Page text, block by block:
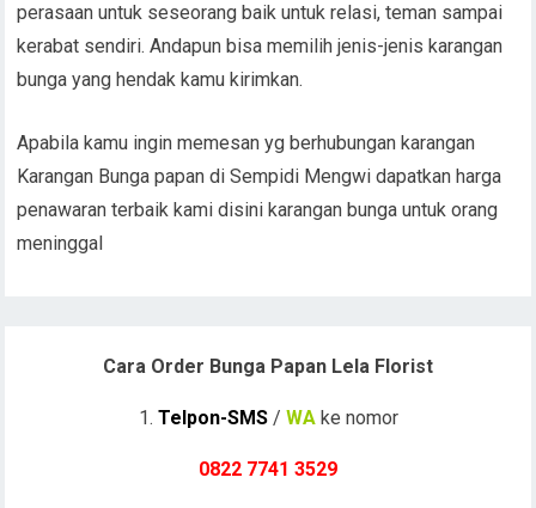
perasaan untuk seseorang baik untuk relasi, teman sampai
kerabat sendiri. Andapun bisa memilih jenis-jenis karangan
bunga yang hendak kamu kirimkan.
Apabila kamu ingin memesan yg berhubungan karangan
Karangan Bunga papan di Sempidi Mengwi dapatkan harga
penawaran terbaik kami disini karangan bunga untuk orang
meninggal
Cara Order Bunga Papan Lela Florist
1. Telpon-SMS/ WAke nomor
0822 7741 3529